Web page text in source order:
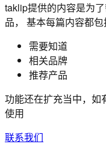
taklip提供的内容是为
品， 基本每篇内容都包
需要知道
相关品牌
推荐产品
功能还在扩充当中，如
使用
联系我们